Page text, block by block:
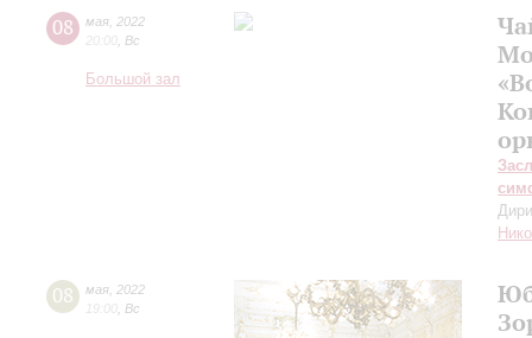
08 мая 2022
20:00 Вс
Большой зал
08 мая 2022
19:00 Вс